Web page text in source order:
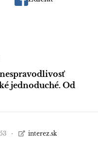
jednoduché. Od
interez.sk